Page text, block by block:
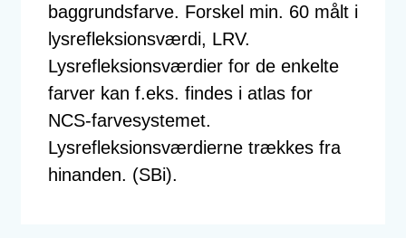
baggrundsfarve. Forskel min. 60 målt i
lysrefleksionsværdi, LRV.
Lysrefleksionsværdier for de enkelte
farver kan f.eks. findes i atlas for
NCS-farvesystemet.
Lysrefleksionsværdierne trækkes fra
hinanden. (SBi).